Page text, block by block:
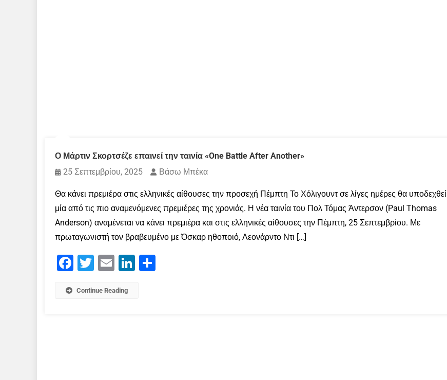
Ο Μάρτιν Σκορτσέζε επαινεί την ταινία «One Battle After Another»
25 Σεπτεμβρίου, 2025
Βάσω Μπέκα
Θα κάνει πρεμιέρα στις ελληνικές αίθουσες την προσεχή Πέμπτη Το Χόλιγουντ σε λίγες ημέρες θα υποδεχθεί
μία από τις πιο αναμενόμενες πρεμιέρες της χρονιάς. Η νέα ταινία του Πολ Τόμας Άντερσον (Paul Thomas
Anderson) αναμένεται να κάνει πρεμιέρα και στις ελληνικές αίθουσες την Πέμπτη, 25 Σεπτεμβρίου. Με
πρωταγωνιστή τον βραβευμένο με Όσκαρ ηθοποιό, Λεονάρντο Ντι […]
Facebook
Twitter Email LinkedIn
Continue Reading